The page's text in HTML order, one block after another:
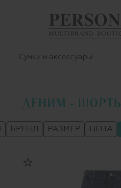
Сумки и аксессуары
ДЕНИМ - ШОРТЫ
БРЕНД РАЗМЕР ЦЕНА